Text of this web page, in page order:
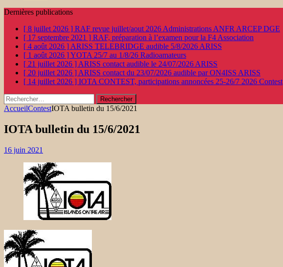
Dernières publications
[ 8 juillet 2026 ] RAF revue juillet/aout 2026 Administrations ANFR ARCEP DGE
[ 17 septembre 2021 ] RAF, préparation à l’examen pour la F4 Association
[ 4 août 2026 ] ARISS TELEBRIDGE audible 5/8/2026 ARISS
[ 1 août 2026 ]YOTA 25/7 au 1/8/26 Radioamateurs
[ 21 juillet 2026 ] ARISS contact audible le 24/07/2026 ARISS
[ 20 juillet 2026 ] ARISS contact du 23/07/2026 audible par ON4ISS ARISS
[ 14 juillet 2026 ] IOTA CONTEST, participations annoncées 25-26/7 2026 Contest
Rechercher :
AccueilContestIOTA bulletin du 15/6/2021
IOTA bulletin du 15/6/2021
16 juin 2021